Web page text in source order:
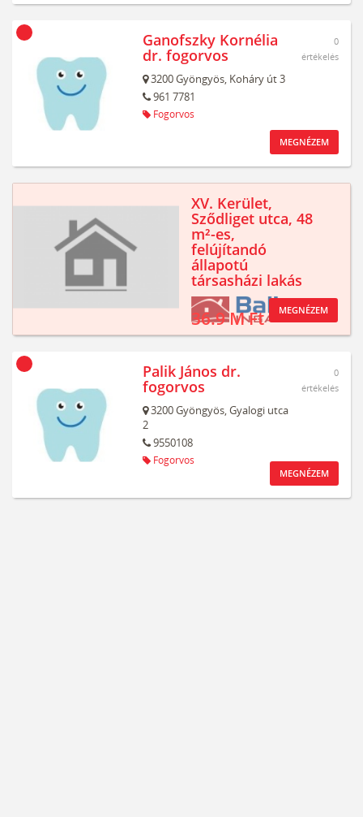
Ganofszky Kornélia
dr. fogorvos
3200Gyöngyös, Koháry út 3
961 7781
Fogorvos
0
értékelés
MEGNÉZEM
XV. Kerület,
Sződliget utca, 48
m²-es,
felújítandó
állapotú
társasházi lakás
36.9 M Ft MEGNÉZEM
Palik János dr.
fogorvos
3200Gyöngyös,Gyalogi utca
2
9550108
Fogorvos
0
értékelés
MEGNÉZEM